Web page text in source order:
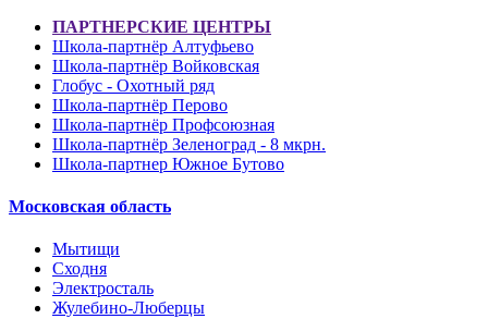
ПАРТНЕРСКИЕ ЦЕНТРЫ
Школа-партнёр Алтуфьево
Школа-партнёр Войковская
Глобус - Охотный ряд
Школа-партнёр Перово
Школа-партнёр Профсоюзная
Школа-партнёр Зеленоград - 8 мкрн.
Школа-партнер Южное Бутово
Московская область
Мытищи
Сходня
Электросталь
Жулебино-Люберцы